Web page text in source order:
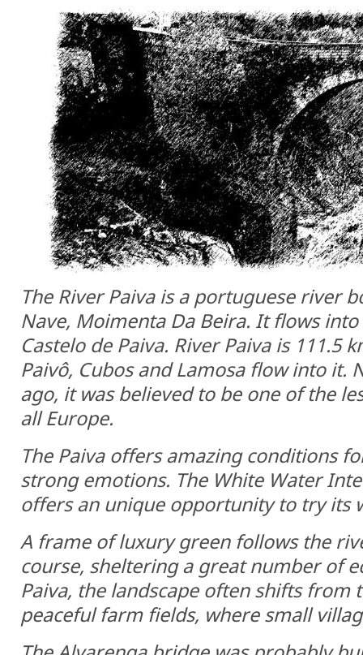
The River Paiva is a portuguese river
Nave, Moimenta Da Beira. It flows
Castelo de Paiva. River Paiva is 111.5
Paivô, Cubos and Lamosa flow into it.
ago, it was believed to be one of the
all Europe.
The Paiva offers amazing conditions
strong emotions. The White Water
offers an unique opportunity to try its
A frame of luxury green follows the
course, sheltering a great number of
Paiva, the landscape often shifts from
peaceful farm fields, where small